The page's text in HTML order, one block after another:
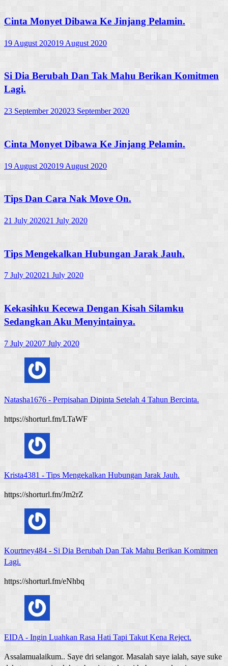
Cinta Monyet Dibawa Ke Jinjang Pelamin.
19 August 202019 August 2020
Si Dia Berubah Dan Tak Mahu Berikan Komitmen
Lagi.
23 September 202023 September 2020
Cinta Monyet Dibawa Ke Jinjang Pelamin.
19 August 202019 August 2020
Tips Dan Cara Nak Move On.
21 July 202021 July 2020
Tips Mengekalkan Hubungan Jarak Jauh.
7 July 202021 July 2020
Kekasihku Kecewa Dengan Kisah Silamku
Sedangkan Aku Menyintainya.
7 July 20207 July 2020
Natasha1676 - Perpisahan Dipinta Setelah 4 Tahun Bercinta.
https://shorturl.fm/LTaWF
Krista4381 - Tips Mengekalkan Hubungan Jarak Jauh.
https://shorturl.fm/Jm2rZ
Kourtney484 - Si Dia Berubah Dan Tak Mahu Berikan Komitmen
Lagi.
https://shorturl.fm/eNhbq
EIDA - Ingin Luahkan Rasa Hati Tapi Takut Kena Reject.
Assalamualaikum.. Saye dri selangor. Masalah saye ialah, saye suke